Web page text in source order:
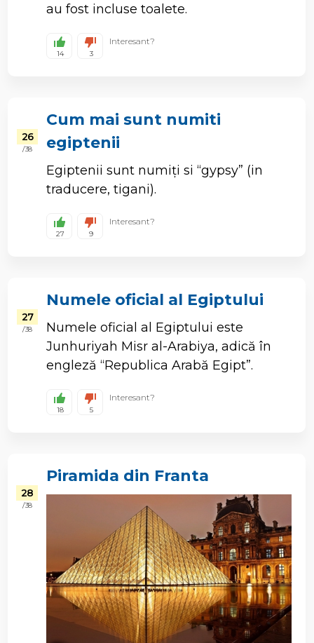
au fost incluse toalete.
14 3
Interesant?
26
/ 38
Cum mai sunt numiti
egiptenii
Egiptenii sunt numiți si “gypsy” (in
traducere, tigani).
27 9
Interesant?
27
/ 38
Numele oficial al Egiptului
Numele oficial al Egiptului este
Junhuriyah Misr al-Arabiya, adică în
engleză “Republica Arabă Egipt”.
18 5
Interesant?
28
/ 38
Piramida din Franta